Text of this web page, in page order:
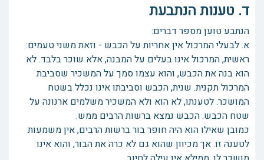
ד. טענות הנתבעת
הנתבע טוען מספר דברים:
א. לבעלי המרכול אין אחריות על הכבש - וזאת משני טעמים:
ראשית, המרכול אינו בעלים על המבנה, אלא שוכר בלבד. לא
הוא בנה את הכבש, והוא עצמו סמך על המשכיר שסביבת
המרכול תקנית. שנית, הכבש וסביבתו אינו נכלל בשטח
המושכר. לטענתו, לא הוא ולא המשכיר משלמים ארנונה על
שטח הכבש. הכבש נמצא ברשות הרבים ממש.
כמובן שאילו הוא היה חופר בור ברשות הרבים, אין משמעות
לטענה זו. אך מכיוון שהוא גם לא כרה את הבור, והוא אינו